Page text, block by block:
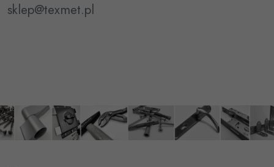
sklep@texmet.pl